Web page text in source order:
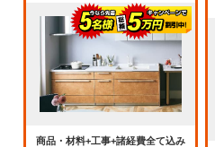
商品・材料+工事+諸経費全て込み